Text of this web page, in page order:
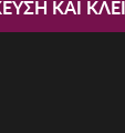
ΚΑΙ